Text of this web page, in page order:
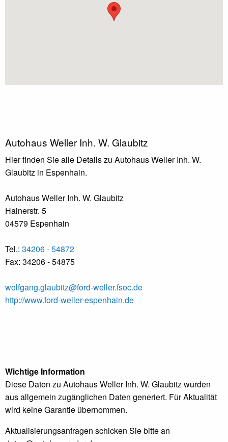
Autohaus Weller Inh. W. Glaubitz
Hier finden Sie alle Details zu Autohaus Weller Inh. W.
Glaubitz in Espenhain.
Autohaus Weller Inh. W. Glaubitz
Hainerstr. 5
04579 Espenhain
Tel.: 34206 - 54872
Fax: 34206 - 54875
wolfgang.glaubitz@ford-weller.fsoc.de
http://www.ford-weller-espenhain.de
Wichtige Information
Diese Daten zu Autohaus Weller Inh. W. Glaubitz wurden
aus allgemein zugänglichen Daten generiert. Für Aktualität
wird keine Garantie übernommen.
Aktualisierungsanfragen schicken Sie bitte an